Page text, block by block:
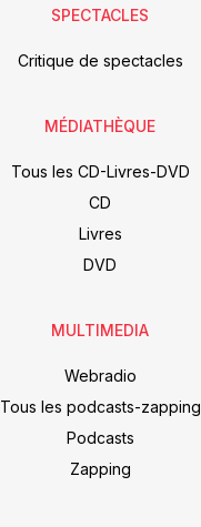
SPECTACLES
Critique de spectacles
MÉDIATHÈQUE
Tous les CD-Livres-DVD
CD
Livres
DVD
MULTIMEDIA
Webradio
Tous les podcasts-zapping
Podcasts
Zapping